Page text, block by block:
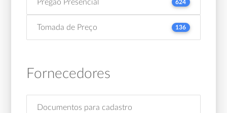
Pregão Presencial 624
Tomada de Preço 136
Fornecedores
Documentos para cadastro